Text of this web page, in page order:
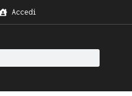
Accedi